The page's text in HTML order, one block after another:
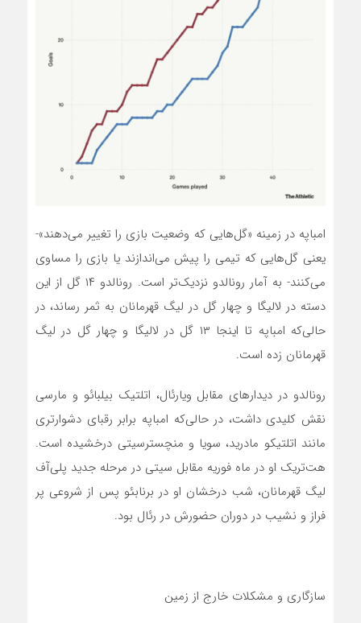
امباپه در زمینه «گل‌هایی که وضعیت بازی را تغییر می‌دهند»-
یعنی گل‌هایی که تیمی را پیش می‌اندازند یا بازی را مساوی
می‌کنند- به آمار رونالدو نزدیک‌تر است. رونالدو ۱۴ گل از این
دسته در لالیگا و چهار گل در لیگ قهرمانان به ثمر رساند، در
حالی‌که امباپه تا اینجا ۱۳ گل در لالیگا و چهار گل در لیگ
قهرمانان زده است.
رونالدو در دیدارهای مقابل ویارئال، اتلتیک بیلبائو و مارسی
نقش کلیدی داشت، در حالی‌که امباپه برابر رقبای دشوارتری
مانند اتلتیکو مادرید، سویا و منچسترسیتی درخشیده است.
هت‌تریک او در ماه فوریه مقابل سیتی در مرحله جدید پلی‌آف
لیگ قهرمانان، شب درخشان او در برنابئو پس از شروعی پر
فراز و نشیب در دوران حضورش در رئال بود.
سازگاری و مشکلات خارج از زمین